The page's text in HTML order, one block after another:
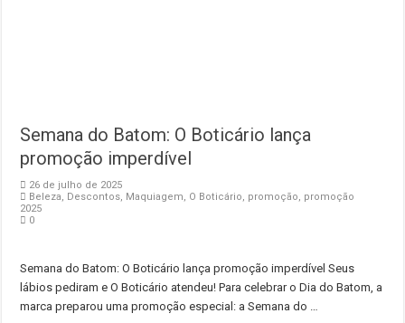
Semana do Batom: O Boticário lança
promoção imperdível
26 de julho de 2025
Beleza, Descontos, Maquiagem, O Boticário, promoção, promoção
2025
0
Semana do Batom: O Boticário lança promoção imperdível Seus
lábios pediram e O Boticário atendeu! Para celebrar o Dia do Batom, a
marca preparou uma promoção especial: a Semana do …